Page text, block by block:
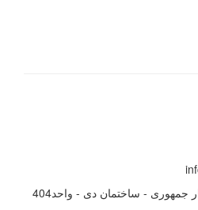
جمهوری - ساختمان دی - واحد404